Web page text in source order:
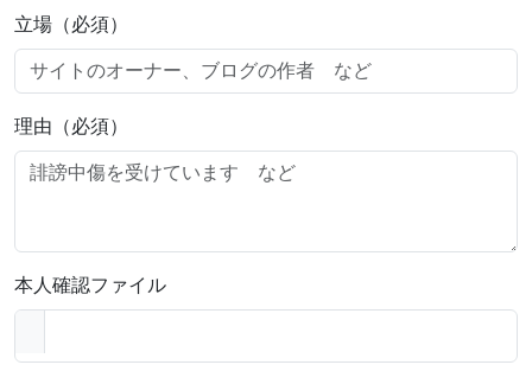
立場（必須）
理由（必須）
本人確認ファイル